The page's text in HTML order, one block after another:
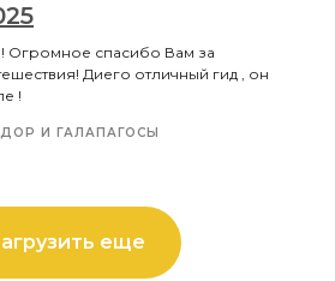
Огромное спасибо Вам за
Диего отличный гид , он
!
И ГАЛАПАГОСЫ
еще